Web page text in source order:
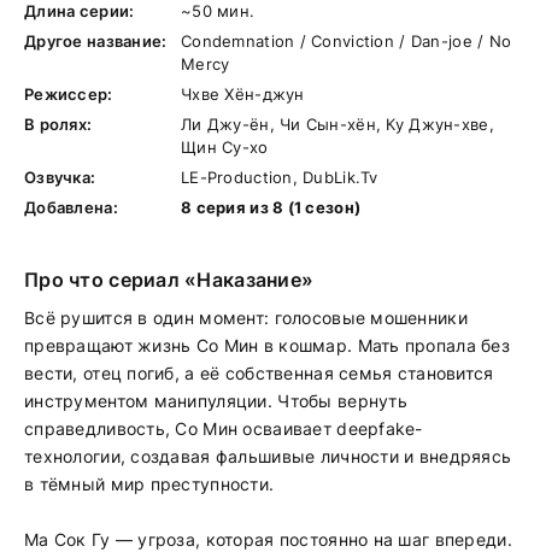
Длина серии:
~50 мин.
Другое название:
Condemnation / Conviction / Dan-joe / No
Mercy
Режиссер:
Чхве Хён-джун
В ролях:
Ли Джу-ён, Чи Сын-хён, Ку Джун-хве,
Щин Су-хо
Озвучка:
LE-Production, DubLik.Tv
Добавлена:
8 серия из 8 (1 сезон)
Про что сериал «Наказание»
Всё рушится в один момент: голосовые мошенники
превращают жизнь Со Мин в кошмар. Мать пропала без
вести, отец погиб, а её собственная семья становится
инструментом манипуляции. Чтобы вернуть
справедливость, Со Мин осваивает deepfake-
технологии, создавая фальшивые личности и внедряясь
в тёмный мир преступности.
Ма Сок Гу — угроза, которая постоянно на шаг впереди.